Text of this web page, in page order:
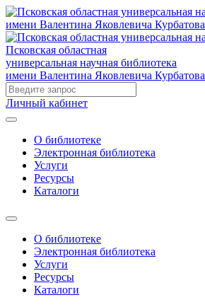
Псковская областная
универсальная научная библиотека
имени Валентина Яковлевича Курбатова
Личный кабинет
О библиотеке
Электронная библиотека
Услуги
Ресурсы
Каталоги
О библиотеке
Электронная библиотека
Услуги
Ресурсы
Каталоги